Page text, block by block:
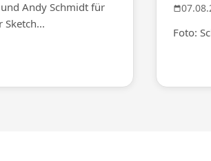
Andy Schmidt für
Sketch...
Foto: